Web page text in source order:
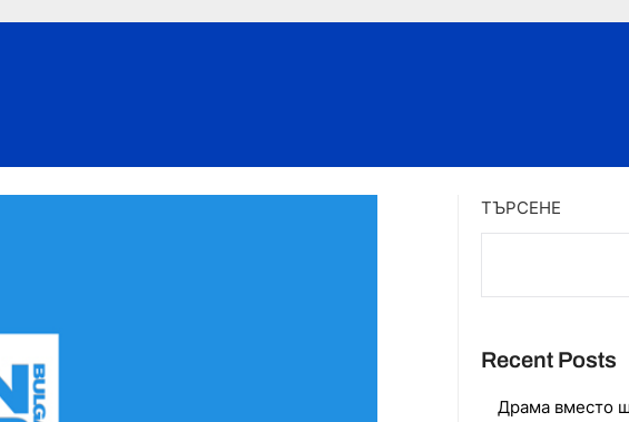
ТЪРСЕНЕ
Recent Posts
Драма вместо